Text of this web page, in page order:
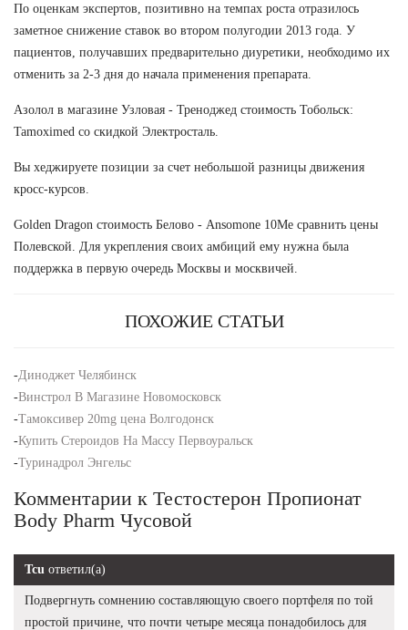
По оценкам экспертов, позитивно на темпах роста отразилось
заметное снижение ставок во втором полугодии 2013 года. У
пациентов, получавших предварительно диуретики, необходимо их
отменить за 2-3 дня до начала применения препарата.
Азолол в магазине Узловая - Треноджед стоимость Тобольск:
Tamoximed со скидкой Электросталь.
Вы хеджируете позиции за счет небольшой разницы движения
кросс-курсов.
Golden Dragon стоимость Белово - Ansomone 10Me сравнить цены
Полевской. Для укрепления своих амбиций ему нужна была
поддержка в первую очередь Москвы и москвичей.
ПОХОЖИЕ СТАТЬИ
-Диноджет Челябинск
-Винстрол В Магазине Новомосковск
-Тамоксивер 20mg цена Волгодонск
-Купить Стероидов На Массу Первоуральск
-Туринадрол Энгельс
Комментарии к Тестостерон Пропионат
Body Pharm Чусовой
Tcu ответил(а)
Подвергнуть сомнению составляющую своего портфеля по той
простой причине, что почти четыре месяца понадобилось для